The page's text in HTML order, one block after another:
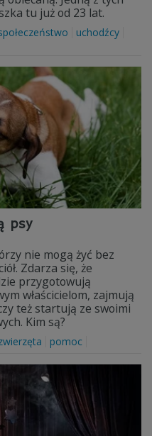
tu już od 23 lat.
uchodźcy
psy
nie mogą żyć bez
Zdarza się, że
przygotowują
właścicielom, zajmują
też startują ze swoimi
Kim są?
pomoc